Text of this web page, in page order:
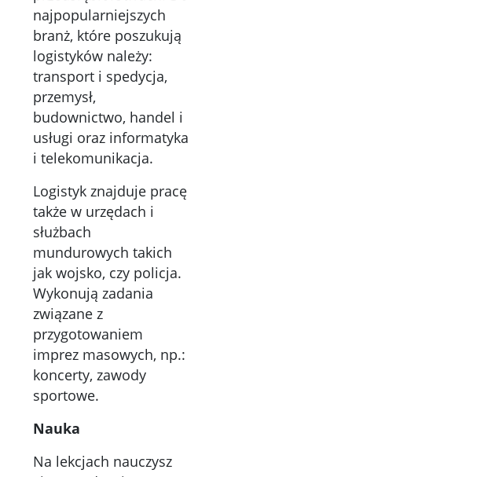
najpopularniejszych
branż, które poszukują
logistyków należy:
transport i spedycja,
przemysł,
budownictwo, handel i
usługi oraz informatyka
i telekomunikacja.
Logistyk znajduje pracę
także w urzędach i
służbach
mundurowych takich
jak wojsko, czy policja.
Wykonują zadania
związane z
przygotowaniem
imprez masowych, np.:
koncerty, zawody
sportowe.
Nauka
Na lekcjach nauczysz